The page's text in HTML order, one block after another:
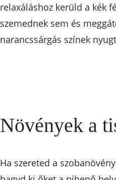
relaxáláshoz kerüld a kék
szemednek sem és
narancssárgás színek
Növények a
Ha szereted a